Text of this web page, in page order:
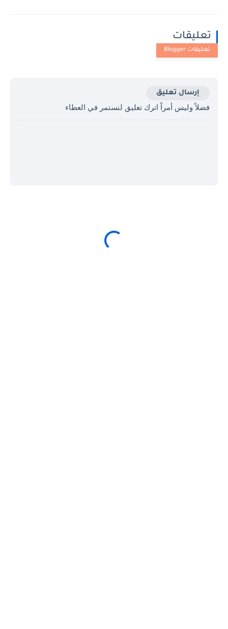
تعليقات
إرسال تعليق
فضلاً وليس أمراً اترك تعليق لنستمر في العطاء